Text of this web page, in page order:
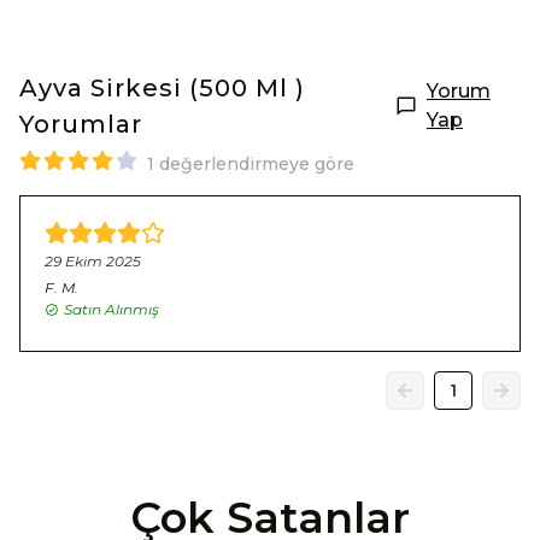
Ayva Sirkesi (500 Ml )
Yorumlar
Yorum
Yap
1 değerlendirmeye göre
29 Ekim 2025
F. M.
Satın Alınmış
1
Çok Satanlar